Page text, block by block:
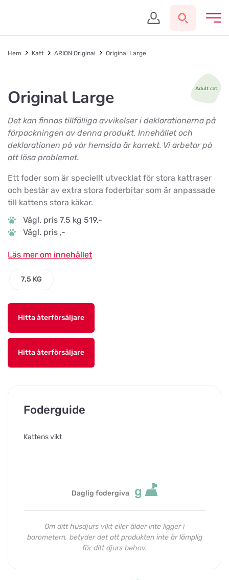
Hem Katt ARION Original Original Large
Adult cat
Original Large
Det kan finnas tillfälliga avvikelser i deklarationerna på
förpackningen av denna produkt. Innehållet och
deklarationen på vår hemsida är korrekt. Vi arbetar på
att lösa problemet.
Ett foder som är speciellt utvecklat för stora kattraser
och består av extra stora foderbitar som är anpassade
till kattens stora käkar.
Vägl. pris 7,5 kg 519,-
Vägl. pris ,-
Läs mer om innehållet
7,5 KG
Hitta återförsäljare
Hitta återförsäljare
Foderguide
Kattens vikt
Daglig fodergiva g
Om ditt husdjurs vikt eller ålder inte ligger i
barometern, betyder det att produkten inte är lämplig
för ditt djurs behov.